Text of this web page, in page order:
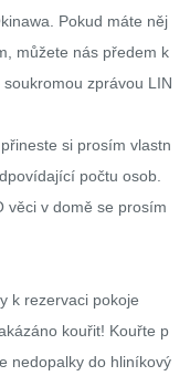
Pokud máte něj
můžete nás předem k
zprávou LIN
si prosím vlastn
počtu osob.
věci v domě se prosím
k rezervaci pokoje
kouřit! Kouřte p
nedopalky do hliníkový